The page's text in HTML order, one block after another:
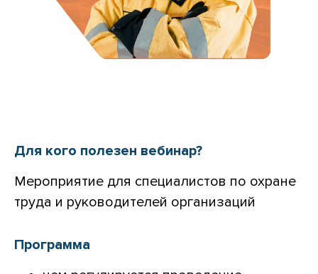
Для кого полезен вебинар?
Мероприятие для специалистов по охране
труда и руководителей организаций
Программа